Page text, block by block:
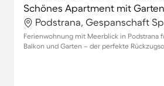
Ferienwohnung mit Meerblick in Podstrana
Balkon und Garten – der perfekte